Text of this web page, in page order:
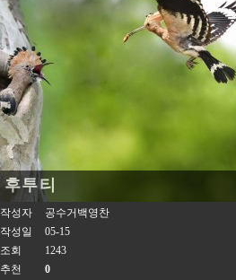
후투티
작성자
공수거백영찬
작성일
05-15
조회
1243
추천
0